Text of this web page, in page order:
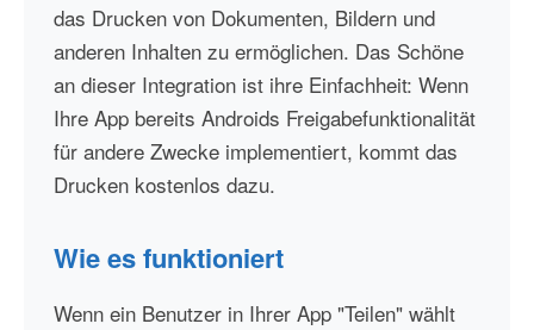
das Drucken von Dokumenten, Bildern und
anderen Inhalten zu ermöglichen. Das Schöne
an dieser Integration ist ihre Einfachheit: Wenn
Ihre App bereits Androids Freigabefunktionalität
für andere Zwecke implementiert, kommt das
Drucken kostenlos dazu.
Wie es funktioniert
Wenn ein Benutzer in Ihrer App "Teilen" wählt